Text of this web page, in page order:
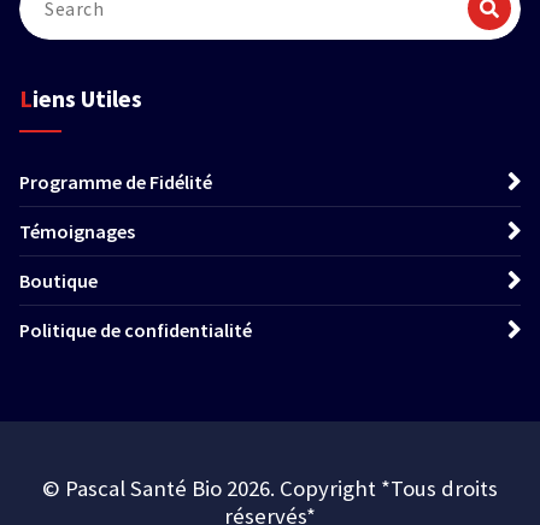
Liens Utiles
Programme de Fidélité
Témoignages
Boutique
Politique de confidentialité
© Pascal Santé Bio 2026. Copyright *Tous droits
réservés*